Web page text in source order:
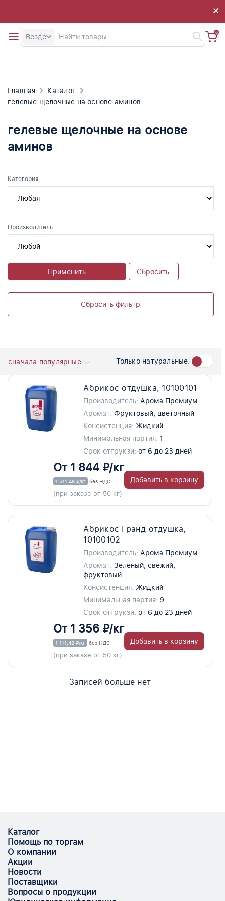
×
×
Везде
0
Главная
Каталог
гелевые щелочные на основе аминов
гелевые щелочные на основе
аминов
Категория
Производитель
Применить Сбросить
Сбросить фильтр
сначала популярные Только натуральные:
Абрикос отдушка, 10100101
Производитель: Арома Премиум
Аромат: Фруктовый, цветочный
Консистенция: Жидкий
Минимальная партия: 1
Срок отгрукзи: от 6 до 23 дней
От 1 844 ₽/кг
1 511,48 ₽/кг без НДС
(при заказе от 50 кг)
Добавить в корзину
Абрикос Гранд отдушка,
10100102
Производитель: Арома Премиум
Аромат: Зеленый, свежий,
фруктовый
Консистенция: Жидкий
Минимальная партия: 9
Срок отгрукзи: от 6 до 23 дней
От 1 356 ₽/кг
1 111,48 ₽/кг без НДС
(при заказе от 50 кг)
Добавить в корзину
Записей больше нет
Каталог
Помощь по торгам
О компании
Акции
Новости
Поставщики
Вопросы о продукции